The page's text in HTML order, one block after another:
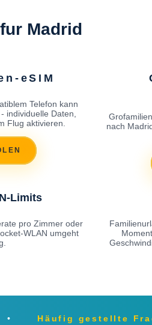
Madrid
eSIM
Telefon kann
individuelle Daten,
Flug aktivieren.
nach
Limits
pro Zimmer oder
WLAN umgeht
Häufig gestellte